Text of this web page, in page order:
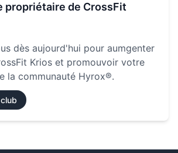
propriétaire de CrossFit
dès aujourd'hui pour aumgenter
Krios et promouvoir votre
la communauté Hyrox®.